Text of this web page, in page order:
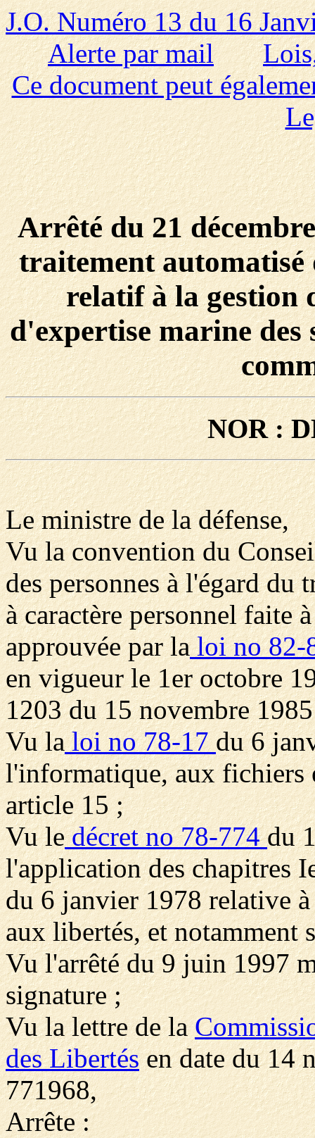
J.O. Numéro 13 du 16
Alerte par mail
Ce document peut
Arrêté du 21
traitement
relatif à la gestion
d'expertise marine des
NOR :
Le ministre de la défense,
Vu la convention du
des personnes à l'égard du
à caractère personnel faite
approuvée par laloi no 82-
en vigueur le 1er octobre
1203 du 15 novembre
Vu laloi no 78-17du 6
l'informatique, aux fichiers
article 15 ;
Vu ledécret no 78-774du
l'application des chapitres
du 6 janvier 1978 relative
aux libertés, et notamment
Vu l'arrêté du 9 juin 1997
signature ;
Vu la lettre de la
des Libertésen date du 14
771968,
Arrête :